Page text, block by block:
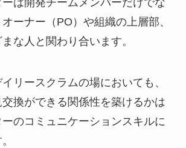
は開発チームメンバーだけでな
ーナー（PO）や組織の上層部、
な人と関わり合います。
リースクラムの場においても、
換ができる関係性を築けるかは
のコミュニケーションスキルに